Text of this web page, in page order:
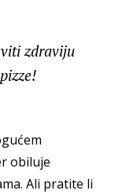
zdraviju
obiluje
Ali pratite li